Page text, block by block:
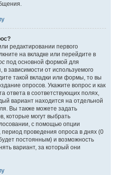
редактировании первого
на вкладке или перейдите в
под основной формой для
зависимости от используемого
такой вкладки или формы, то вы
опросов. Укажите вопрос и как
ответа в соответствующих полях,
вариант находится на отдельной
Вы также можете задать
которые могут выбрать
с помощью опции
проведения опроса в днях (0
постоянным) и возможность
вариант, за который они